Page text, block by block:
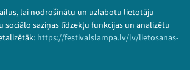
lai nodrošinātu un uzlabotu lietotāju
sociālo saziņas līdzekļu funkcijas un analizētu
https://festivalslampa.lv/lv/lietosanas-
politika
LAMPA Visas tiesības